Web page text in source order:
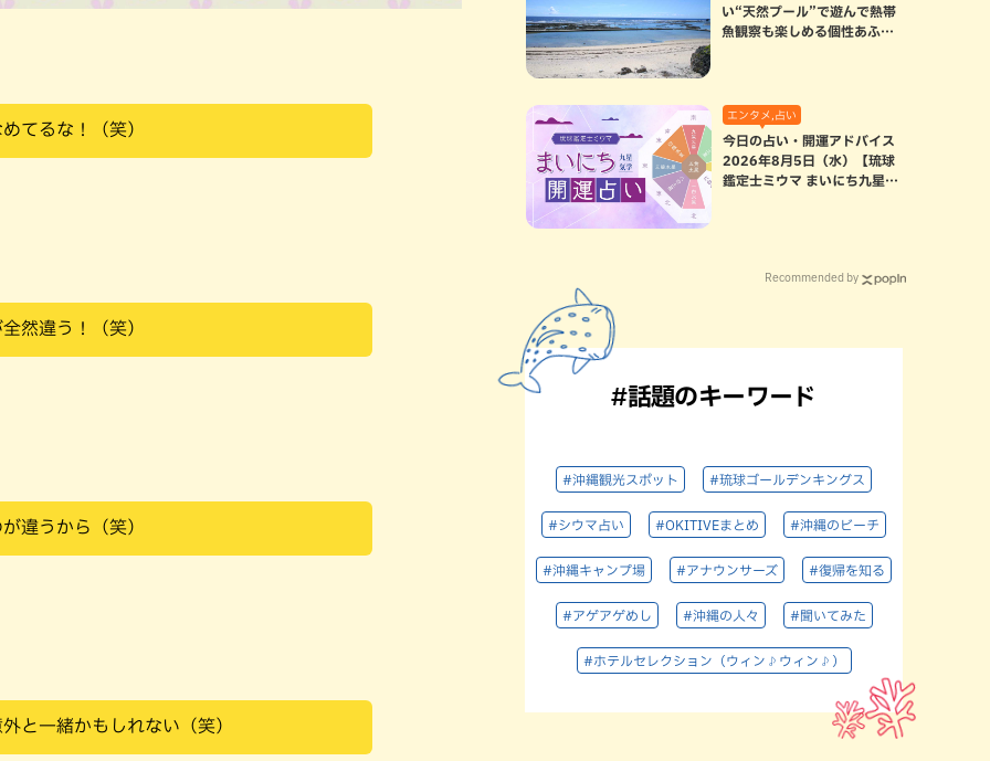
てるな！（笑）
然違う！（笑）
違うから（笑）
と一緒かもしれない（笑）
い“天然プール”で遊んで熱帯
魚観察も楽しめる個性あふれ
エンタメ,占い
今日の占い・開運アドバイス
2026年8月5日（水）【琉球
鑑定士ミウマ まいにち九星気
Recommended by
#話題のキーワード
#沖縄観光スポット #琉球ゴールデンキングス
#シウマ占い #OKITIVEまとめ #沖縄のビーチ
#沖縄キャンプ場 #アナウンサーズ #復帰を知る
#アゲアゲめし #沖縄の人々 #聞いてみた
#ホテルセレクション（ウィン♪ウィン♪）